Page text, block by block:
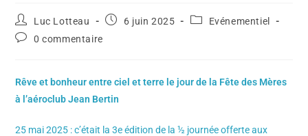
Luc Lotteau 6 juin 2025
Evénementiel
0 commentaire
Rêve et bonheur entre ciel et terre le jour de la Fête des Mères
à l’aéroclub Jean Bertin
25 mai 2025 : c’était la 3e édition de la ½ journée offerte aux